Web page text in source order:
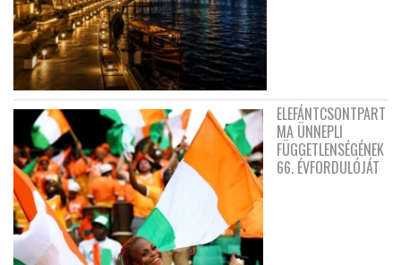
ELEFÁNTCSONTPART
MA ÜNNEPLI
FÜGGETLENSÉGÉNEK
66. ÉVFORDULÓJÁT